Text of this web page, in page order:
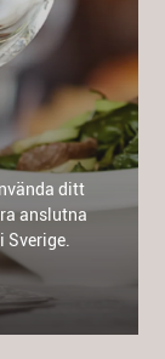
ditt
anslutna
Sverige.